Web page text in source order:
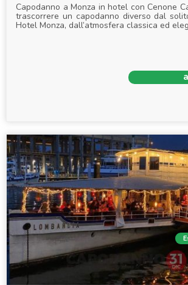
Capodanno a Monza in hotel con Cenone
trascorrere un capodanno diverso dal
Hotel Monza, dall’atmosfera classica ed